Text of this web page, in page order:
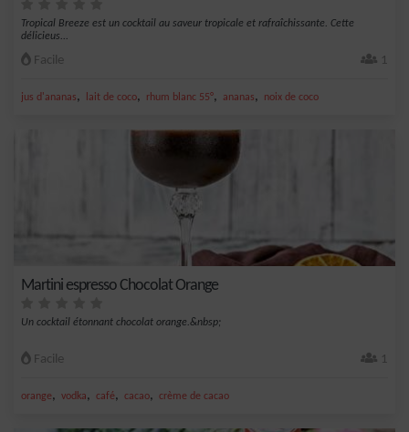
Tropical Breeze est un cocktail au saveur tropicale et rafraîchissante. Cette
délicieus...
Facile 1
jus d'ananas, lait de coco, rhum blanc 55°, ananas, noix de coco
Martini espresso Chocolat Orange
Un cocktail étonnant chocolat orange.&nbsp;
Facile 1
orange, vodka, café, cacao, crème de cacao